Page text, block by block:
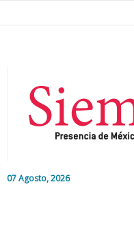
07 Agosto, 2026